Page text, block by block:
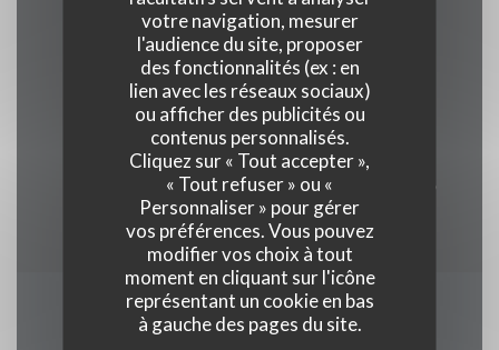
votre navigation, mesurer
l'audience du site, proposer
des fonctionnalités (ex : en
lien avec les réseaux sociaux)
ou afficher des publicités ou
contenus personnalisés.
Cliquez sur « Tout accepter »,
« Tout refuser » ou «
Personnaliser » pour gérer
vos préférences. Vous pouvez
modifier vos choix à tout
moment en cliquant sur l'icône
représentant un cookie en bas
à gauche des pages du site.
Moyens de paiement
Carte bancaire, Ticket restaurant dématérialisé,
Amex, Sans Contact, Apple Pay, Ticket
Restaurant, Paiement Sans Contact, American
Express, Eurocard/Mastercard, Titres restaurant,
Espèces, Visa, Carte Bleue
Horaires